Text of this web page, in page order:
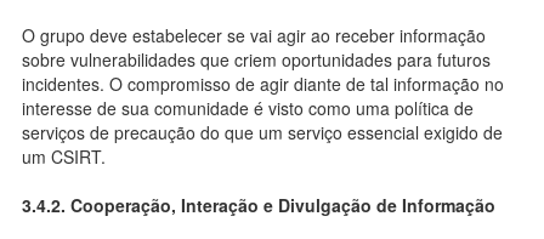
O grupo deve estabelecer se vai agir ao receber informação
sobre vulnerabilidades que criem oportunidades para futuros
incidentes. O compromisso de agir diante de tal informação no
interesse de sua comunidade é visto como uma política de
serviços de precaução do que um serviço essencial exigido de
um CSIRT.
3.4.2. Cooperação, Interação e Divulgação de Informação